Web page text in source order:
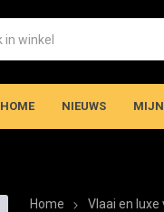
HOME NIEUWS
Home Vlaai en luxe